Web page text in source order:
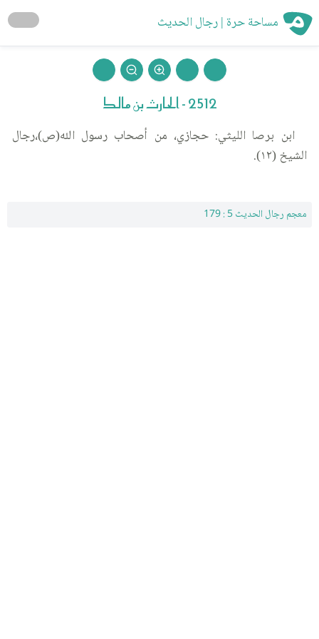
مساحة حرة | رجال الحديث
2512 - الحارث بن مالك
ابن برصا الليثي: حجازي، من أصحاب رسول الله(ص)،رجال
الشيخ (١٢).
معجم رجال الحديث 5 : 179